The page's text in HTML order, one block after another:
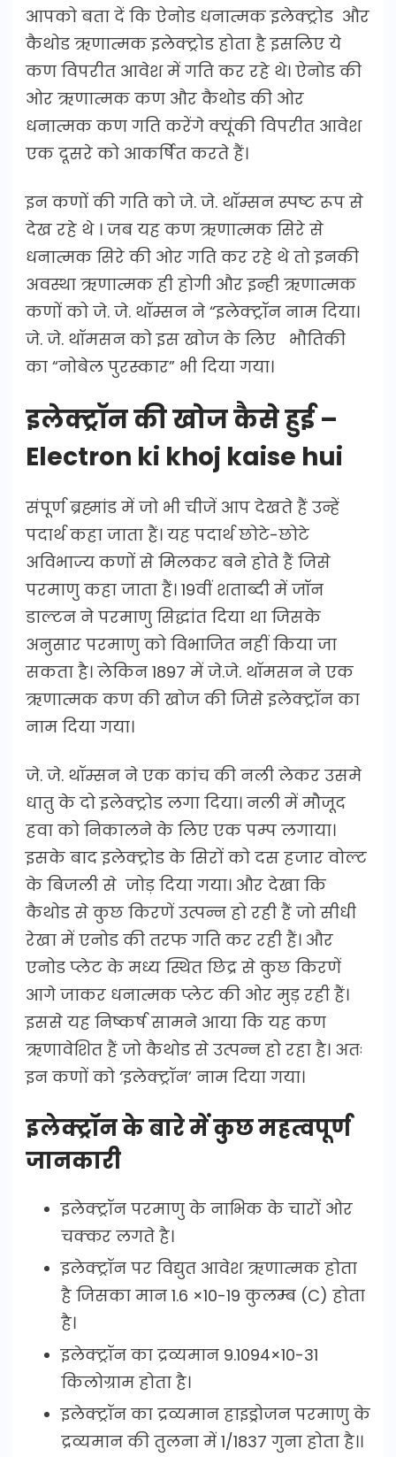
आपको बता दें कि ऐनोड धनात्मक इलेक्ट्रोड और
कैथोड ऋणात्मक इलेक्ट्रोड होता है इसलिए ये
कण विपरीत आवेश में गति कर रहे थे। ऐनोड की
ओर ऋणात्मक कण और कैथोड की ओर
धनात्मक कण गति करेंगे क्यूंकी विपरीत आवेश
एक दूसरे को आकर्षित करते हैं।
इन कणों की गति को जे. जे. थॉम्सन स्पष्ट रूप से
देख रहे थे । जब यह कण ऋणात्मक सिरे से
धनात्मक सिरे की ओर गति कर रहे थे तो इनकी
अवस्था ऋणात्मक ही होगी और इन्ही ऋणात्मक
कणों को जे. जे. थॉम्सन ने “इलेक्ट्रॉन नाम दिया।
जे. जे. थॉमसन को इस खोज के लिए भौतिकी
का “नोबेल पुरस्कार” भी दिया गया।
इलेक्ट्रॉन की खोज कैसे हुई –
Electron ki khoj kaise hui
संपूर्ण ब्रह्मांड में जो भी चीजें आप देखते हैं उन्हें
पदार्थ कहा जाता हैं। यह पदार्थ छोटे-छोटे
अविभाज्य कणों से मिलकर बने होते हैं जिसे
परमाणु कहा जाता हैं। 19वीं शताब्दी में जॉन
डाल्टन ने परमाणु सिद्धांत दिया था जिसके
अनुसार परमाणु को विभाजित नहीं किया जा
सकता है। लेकिन 1897 में जे.जे. थॉमसन ने एक
ऋणात्मक कण की खोज की जिसे इलेक्ट्रॉन का
नाम दिया गया।
जे. जे. थॉम्सन ने एक कांच की नली लेकर उसमे
धातु के दो इलेक्ट्रोड लगा दिया। नली में मौजूद
हवा को निकालने के लिए एक पम्प लगाया।
इसके बाद इलेक्ट्रोड के सिरों को दस हजार वोल्ट
के बिजली से जोड़ दिया गया। और देखा कि
कैथोड से कुछ किरणें उत्पन्न हो रही हैं जो सीधी
रेखा में एनोड की तरफ गति कर रही हैं। और
एनोड प्लेट के मध्य स्थित छिद्र से कुछ किरणें
आगे जाकर धनात्मक प्लेट की ओर मुड़ रही हैं।
इससे यह निष्कर्ष सामने आया कि यह कण
ऋणावेशित हैं जो कैथोड से उत्पन्न हो रहा है। अतः
इन कणों को ‘इलेक्ट्रॉन’ नाम दिया गया।
इलेक्ट्रॉन के बारे में कुछ महत्वपूर्ण
जानकारी
इलेक्ट्रॉन परमाणु के नाभिक के चारों ओर
चक्कर लगते है।
इलेक्ट्रॉन पर विद्युत आवेश ऋणात्मक होता
है जिसका मान 1.6 ×10-19 कुलम्ब (C) होता
है।
इलेक्ट्रॉन का द्रव्यमान 9.1094×10-31
किलोग्राम होता है।
इलेक्ट्रॉन का द्रव्यमान हाइड्रोजन परमाणु के
द्रव्यमान की तुलना में 1/1837 गुना होता है।।